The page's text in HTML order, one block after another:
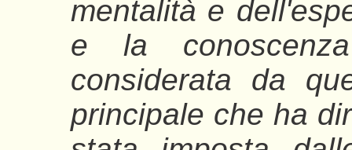
mentalità e
e la
considerata da
principale che ha